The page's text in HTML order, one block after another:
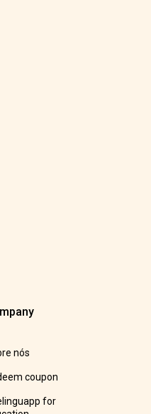
nós
coupon
for